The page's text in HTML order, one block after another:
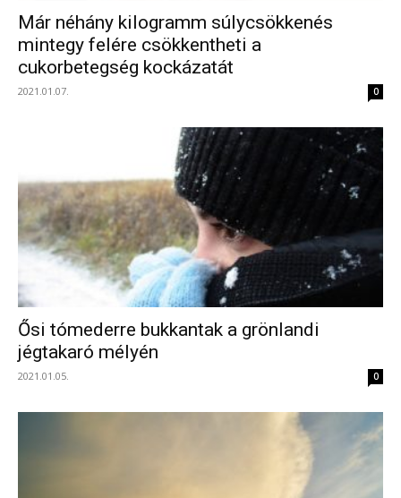
Már néhány kilogramm súlycsökkenés
mintegy felére csökkentheti a
cukorbetegség kockázatát
2021.01.07. 0
Ősi tómederre bukkantak a grönlandi
jégtakaró mélyén
2021.01.05. 0